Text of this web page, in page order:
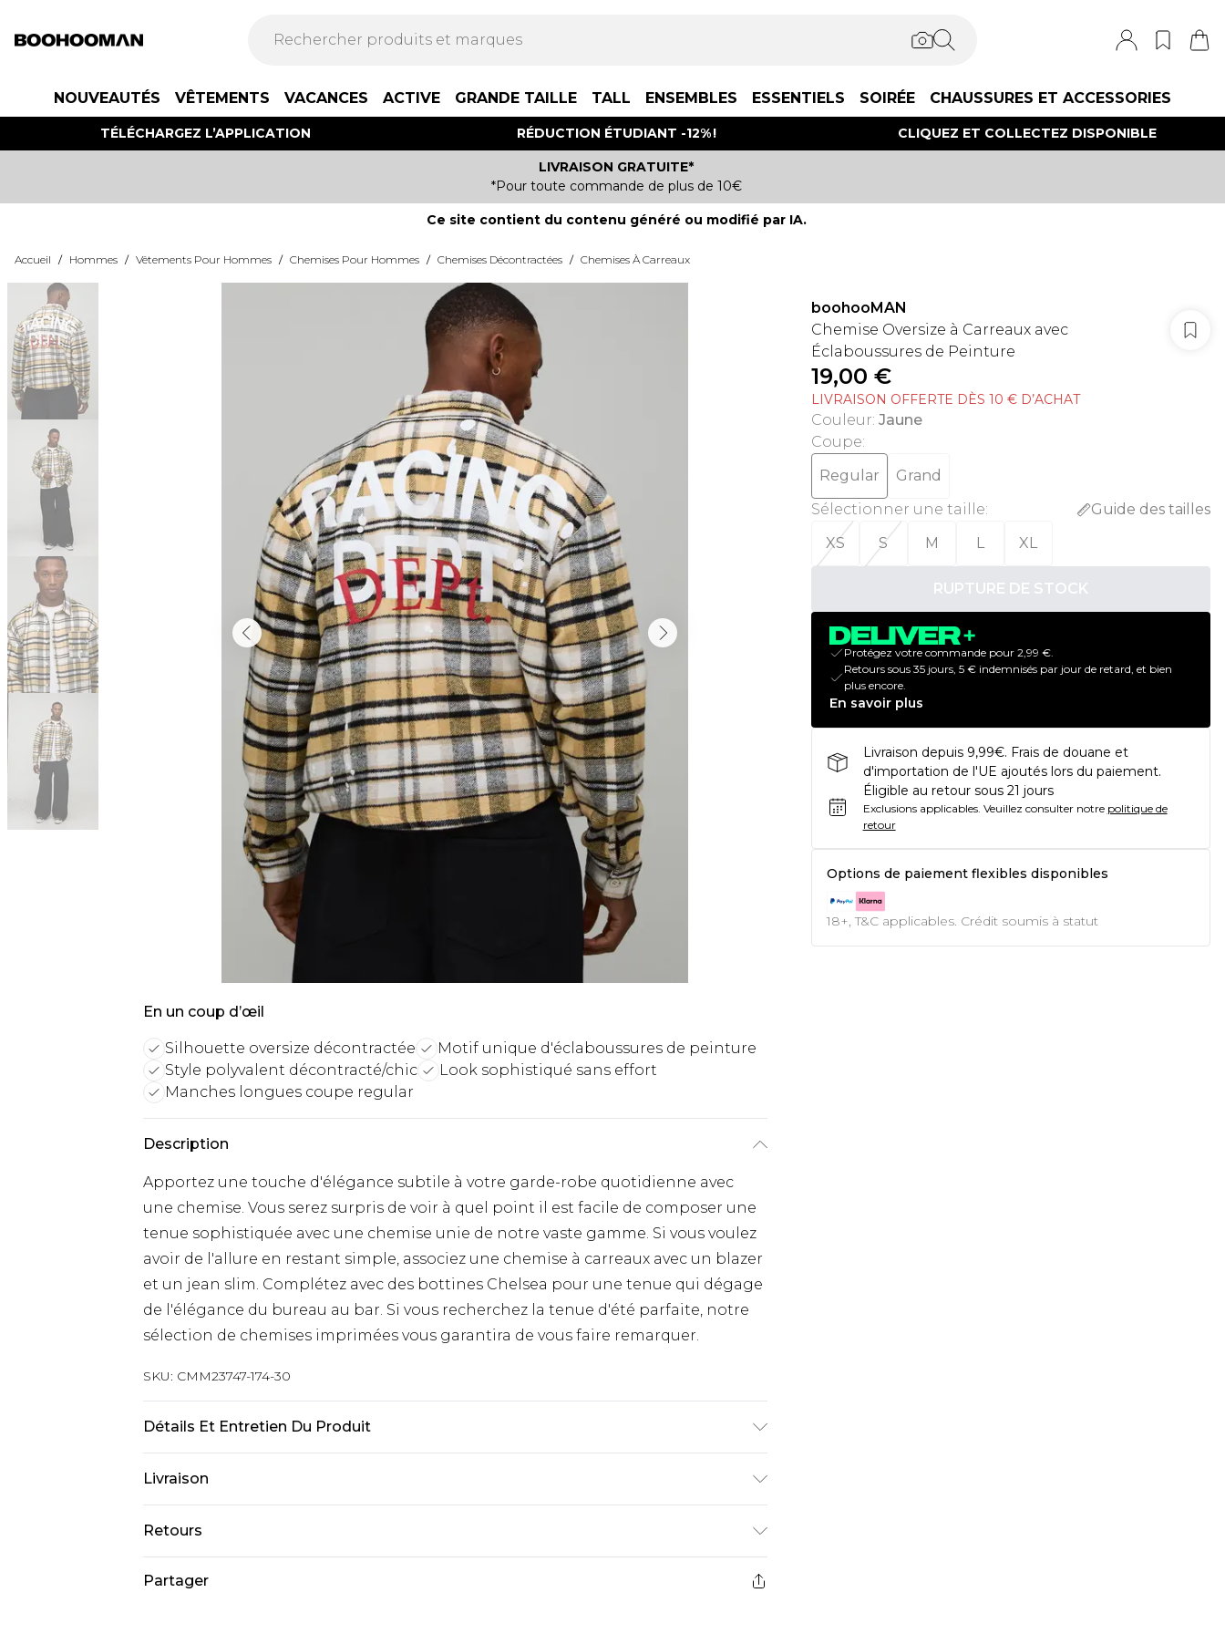
NOUVEAUTÉS VÊTEMENTS VACANCES ACTIVE GRANDE TAILLE TALL ENSEMBLES ESSENTIELS SOIRÉE CHAUSSURES ET ACCESSORIES
TÉLÉCHARGEZ L’APPLICATION RÉDUCTION ÉTUDIANT -12% ! CLIQUEZ ET COLLECTEZ DISPONIBLE
LIVRAISON GRATUITE*
*Pour toute commande de plus de 10€
Ce site contient du contenu généré ou modifié par IA.
Accueil / Hommes / Vêtements Pour Hommes / Chemises Pour Hommes / Chemises Décontractées / Chemises À Carreaux
En un coup d’œil
Silhouette oversize décontractée
Motif unique d'éclaboussures de peinture
Style polyvalent décontracté/chic
Look sophistiqué sans effort
Manches longues coupe regular
Description
Apportez une touche d'élégance subtile à votre garde-robe quotidienne avec
une chemise. Vous serez surpris de voir à quel point il est facile de composer une
tenue sophistiquée avec une chemise unie de notre vaste gamme. Si vous voulez
avoir de l'allure en restant simple, associez une chemise à carreaux avec un blazer
et un jean slim. Complétez avec des bottines Chelsea pour une tenue qui dégage
de l'élégance du bureau au bar. Si vous recherchez la tenue d'été parfaite, notre
sélection de chemises imprimées vous garantira de vous faire remarquer.
SKU: CMM23747-174-30
Détails Et Entretien Du Produit
Livraison
Livraison standard France
€9.99
Livraison expresse France
€18.99
Retours
nous retourner un article.
Partager
boohooMAN
Chemise Oversize à Carreaux avec
Éclaboussures de Peinture
19,00 €
LIVRAISON OFFERTE DÈS 10 € D’ACHAT
Couleur: Jaune
Coupe:
Regular
Grand
Sélectionner une taille:
Guide des tailles
XS
S M L XL
RUPTURE DE STOCK
Protégez votre commande pour 2,99 €.
Retours sous 35 jours, 5 € indemnisés par jour de retard, et bien
plus encore.
En savoir plus
Livraison depuis 9,99€. Frais de douane et
d'importation de l'UE ajoutés lors du paiement.
Éligible au retour sous 21 jours
Exclusions applicables. Veuillez consulter notre politique de
retour
Options de paiement flexibles disponibles
18+, T&C applicables. Crédit soumis à statut